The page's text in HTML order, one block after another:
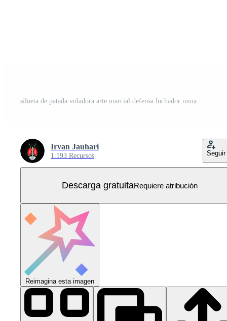
silueta de patada voladora arte marcial defensa luchador mma Vector Gratis
Irvan Jauhari
1.193 Recursos Seguir
Descarga gratuitaRequiere atribución
Reimagina esta imagen